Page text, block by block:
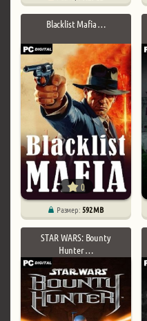
Blacklist Mafia …
0
Размер:592 MB
STAR WARS: Bounty
Hunter …